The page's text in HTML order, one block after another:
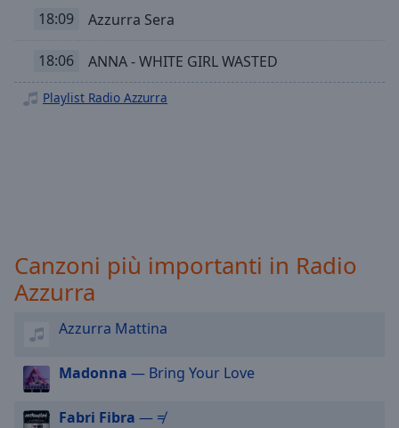
opens
settings
dialog
subtitles
Fullscreen
This
modal
window.
Beginning
18:09 Azzurra Sera
18:06 ANNA - WHITE GIRL WASTED
Playlist Radio Azzurra
Canzoni più importanti in Radio
Azzurra
Azzurra Mattina
Madonna — Bring Your Love
Fabri Fibra — ≠